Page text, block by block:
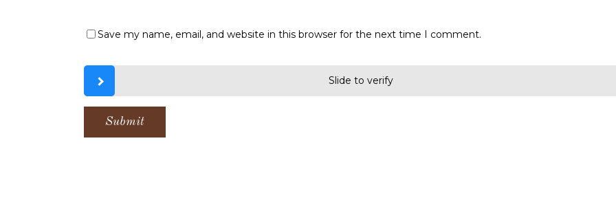
Save my name, email, and website in this browser for the next time I comment.
Slide to verify